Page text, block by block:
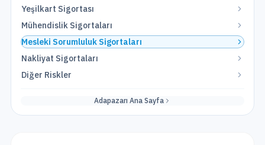
Yeşilkart Sigortası
Mühendislik Sigortaları
Mesleki Sorumluluk Sigortaları
Nakliyat Sigortaları
Diğer Riskler
Adapazarı Ana Sayfa